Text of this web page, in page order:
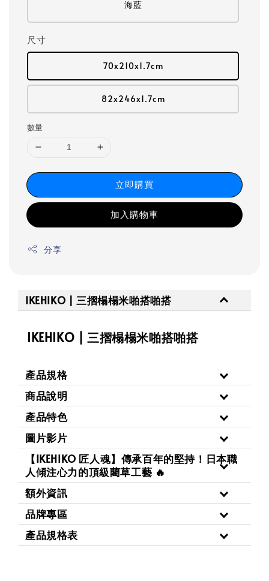
海藍
尺寸
70x210x1.7cm
82x246x1.7cm
數量
立即購買
加入購物車
分享
IKEHIKO | 三摺榻榻米啪搭啪搭
IKEHIKO | 三摺榻榻米啪搭啪搭
產品規格
商品說明
產品特色
圖片影片
【IKEHIKO 匠人魂】傳承百年的堅持！日本職
人傾注心力的頂級藺草工藝 🔥
額外資訊
品牌專區
產品規格表